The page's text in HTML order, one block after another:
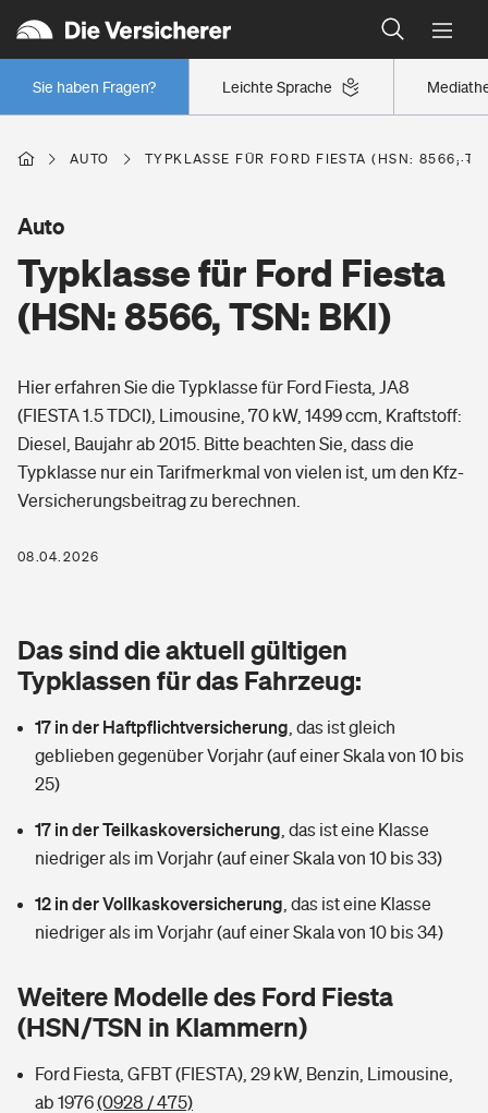
Leichte Sprache
Sie haben Fragen?
Wer versichert was: Jetzt Versicherer finden
Regionalklassen: So ist Ihre Region eingestuft
Wer versichert was: Jetzt Versicherer finden
Berufsunfähigkeitsversicherung
Erwerbsunfähigkeitsversicherung
Grundfähigkeitsversicherung
Arbeitsrechtsschutz
Berufshaftpflichtversicherung
Zur Übersicht
Tools
Wer versichert was: Jetzt Versicherer finden
Sie haben Fragen?
Wohnen
Elementarversicherung
Glasversicherung
Mietkautionsversicherung
Restkreditversicherung
Hochwasser-Check: Wie gefährdet ist Ihr Haus?
Wer versichert was: Jetzt Versicherer finden
Freizeit
Pri­vate Haft­pflicht­
Kinderunfall­ver­si­che­rung
Kinderinvalidität
Hundehalter-Haftpflicht
Private Cyberversicherung
Musikinstrumentenversicherung
Gesundheit
Private Krankenversicherung
Dread-Disease-Versicherung
Tierkrankenversicherung
Zur Übersicht
Tools
Wer versichert was: Jetzt Versicherer finden
Sie haben Fragen?
Rentenrechner: Wie viel Geld bekomme ich im Alter?
AUTO TYPKLASSE FÜR FORD FIESTA (HSN: 8566,
Typklasse für Ford Fiesta
(HSN: 8566, TSN: BKI)
Auto
Hier erfahren Sie die Typklasse für Ford Fiesta, JA8
(FIESTA 1.5 TDCI), Limousine, 70 kW, 1499 ccm, Kraftstoff:
Diesel, Baujahr ab 2015. Bitte beachten Sie, dass die
Typklasse nur ein Tarifmerkmal von vielen ist, um den Kfz-
Versicherungsbeitrag zu berechnen.
08.04.2026
Das sind die aktuell gültigen
Typklassen für das Fahrzeug:
17 in der Haftpflichtversicherung das ist gleich
geblieben gegenüber Vorjahr (auf einer Skala von 10 bis
25)
17 in der Teilkaskoversicherung das ist eine Klasse
niedriger als im Vorjahr (auf einer Skala von 10 bis 33)
12 in der Vollkaskoversicherung das ist eine Klasse
niedriger als im Vorjahr (auf einer Skala von 10 bis 34)
Weitere Modelle des Ford Fiesta
(HSN/TSN in Klammern)
Ford Fiesta, GFBT (FIESTA), 29 kW, Benzin, Limousine,
ab 1976(0928 / 475)